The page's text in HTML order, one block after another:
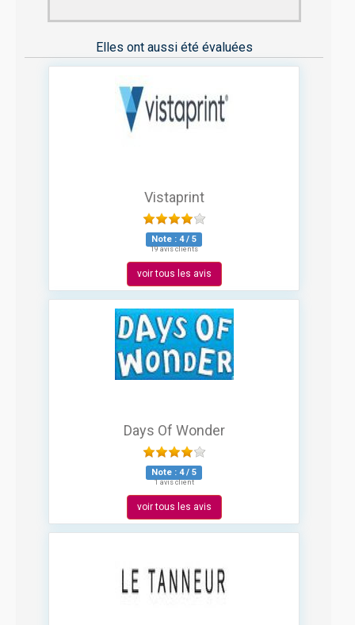
Elles ont aussi été évaluées
Vistaprint
Note : 4/ 5
19 avis clients
voir tous les avis
Days Of Wonder
Note : 4/ 5
1 avis client
voir tous les avis